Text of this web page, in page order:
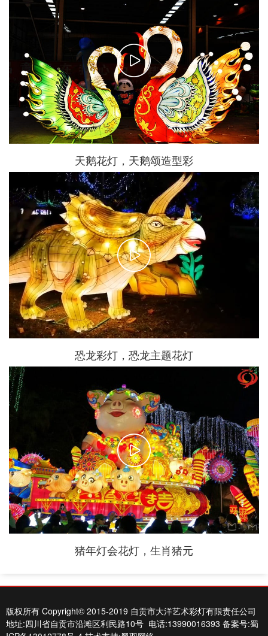
天鹅花灯，天鹅颂造型彩
恐龙彩灯，恐龙主题花灯
猪年灯会花灯，生肖猪元
版权所有 Copyright© 2015-2019 自贡市大洋艺术彩灯有限责任公司
地址:四川省自贡市沿滩区利民路10号 电话:13990016393 备案号:蜀